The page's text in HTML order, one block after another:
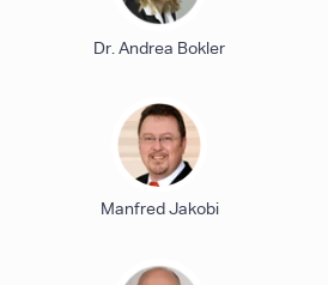
Dr. Andrea Bokler
Manfred Jakobi